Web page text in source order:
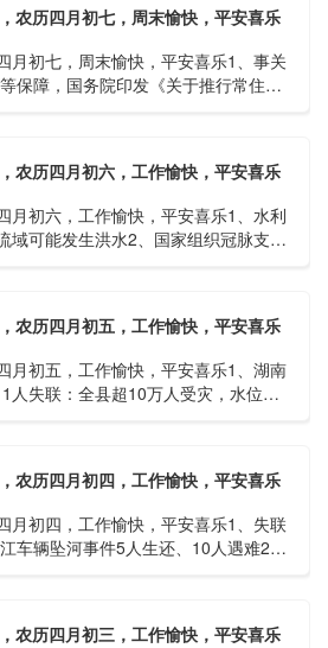
农历四月初七，周末愉快，平安喜乐
月初七，周末愉快，平安喜乐1、事关
保障，国务院印发《关于推行常住地
农历四月初六，工作愉快，平安喜乐
月初六，工作愉快，平安喜乐1、水利
域可能发生洪水2、国家组织冠脉支架
农历四月初五，工作愉快，平安喜乐
月初五，工作愉快，平安喜乐1、湖南
人失联：全县超10万人受灾，水位正
农历四月初四，工作愉快，平安喜乐
月初四，工作愉快，平安喜乐1、失联
车辆坠河事件5人生还、10人遇难2、
农历四月初三，工作愉快，平安喜乐